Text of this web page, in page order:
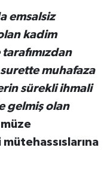
emsalsiz
kadim
muhafaza
sürekli ihmali
gelmiş olan